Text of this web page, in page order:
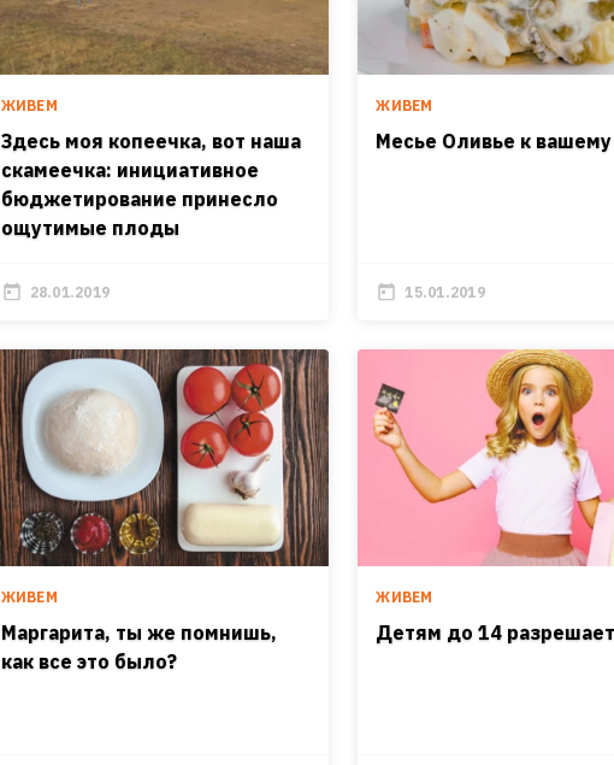
ЖИВЕМ
Здесь моя копеечка, вот наша
скамеечка: инициативное
бюджетирование принесло
ощутимые плоды
28.01.2019
ЖИВЕМ
Месье Оливье к
15.01.2019
ЖИВЕМ
Маргарита, ты же помнишь,
как все это было?
ЖИВЕМ
Детям до 14